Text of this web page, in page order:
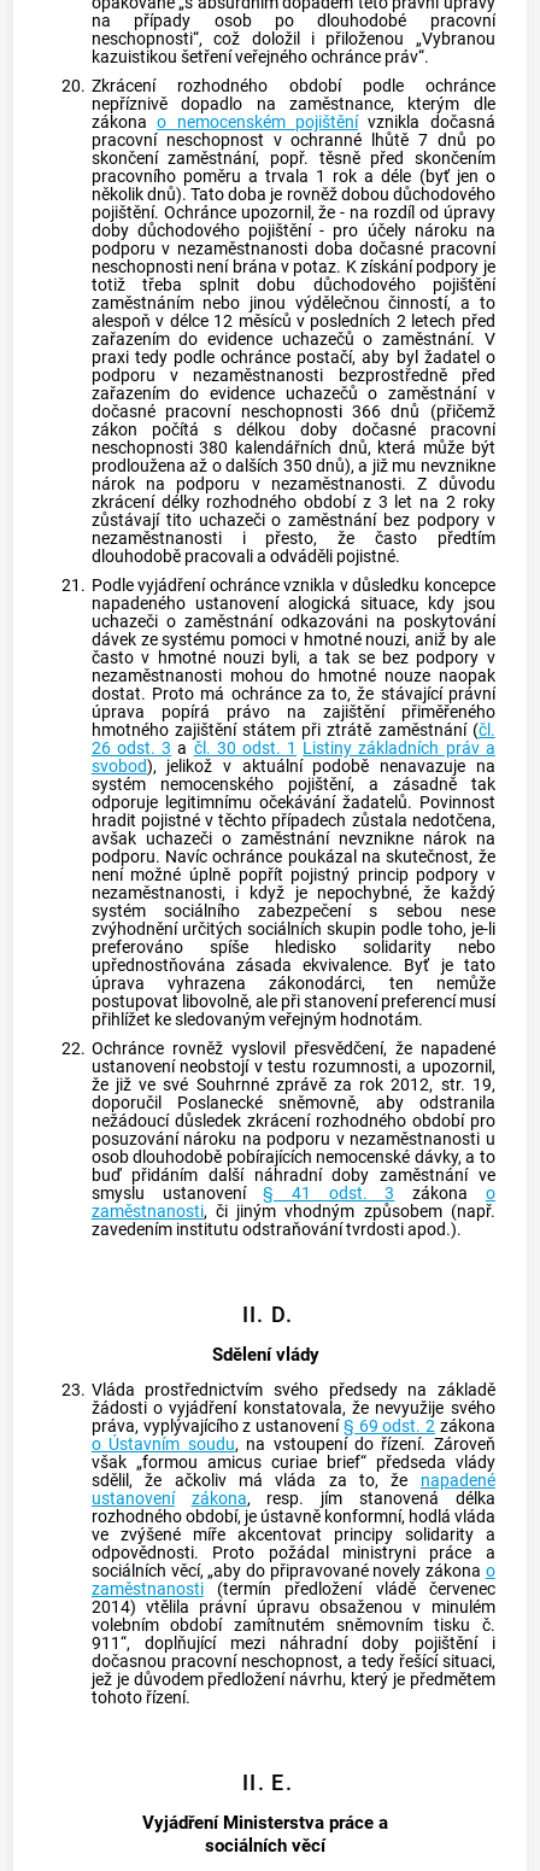
na případy osob po dlouhodobé pracovní
neschopnosti“, což doložil i přiloženou „Vybranou
kazuistikou šetření veřejného ochránce práv“.
20. Zkrácení rozhodného období podle ochránce
nepříznivě dopadlo na zaměstnance, kterým dle
zákonao nemocenském pojištěnívznikla dočasná
pracovní neschopnost v ochranné lhůtě 7 dnů po
skončení zaměstnání, popř. těsně před skončením
pracovního poměru a trvala 1 rok a déle (byť jen o
několik dnů). Tato doba je rovněž dobou důchodového
pojištění. Ochránce upozornil, že - na rozdíl od úpravy
doby důchodového pojištění - pro účely nároku na
podporu v nezaměstnanosti dobadočasné pracovní
neschopnostinení brána v potaz. K získání podpory je
totiž třeba splnit dobu důchodového pojištění
zaměstnáním nebo jinou výdělečnou činností, a to
alespoň v délce 12 měsíců v posledních 2 letech před
zařazením do evidence uchazečů o zaměstnání. V
praxi tedy podle ochránce postačí, aby byl žadatel o
podporu v nezaměstnanosti bezprostředně před
zařazením do evidence uchazečů o zaměstnání v
dočasné pracovní neschopnosti366 dnů (přičemž
zákon počítá s délkou doby dočasné pracovní
neschopnosti380 kalendářních dnů, která může být
prodloužena až o dalších 350 dnů), a již mu nevznikne
nárok na podporu v nezaměstnanosti. Z důvodu
zkrácení délky rozhodného období z 3 let na 2 roky
zůstávají tito uchazeči o zaměstnání bez podpory v
nezaměstnanosti i přesto, že často předtím
dlouhodobě pracovali a odváděli pojistné.
21. Podle vyjádření ochránce vznikla v důsledku koncepce
napadeného ustanovení alogická situace, kdy jsou
uchazeči o zaměstnání odkazováni na poskytování
dávek ze systému pomoci v hmotné nouzi, aniž by ale
často v hmotné nouzi byli, a tak se bez podpory v
nezaměstnanosti mohou do hmotné nouze naopak
dostat. Proto má ochránce za to, že stávající právní
úprava popírá právo na zajištění přiměřeného
hmotného zajištění státem při ztrátě zaměstnání (čl.
26 odst. 3 a čl. 30 odst. 1 Listiny základních práv a
svobod), jelikož v aktuální podobě nenavazuje na
systém nemocenského pojištění, a zásadně tak
odporuje legitimnímu očekávání žadatelů. Povinnost
hradit pojistné v těchto případech zůstala nedotčena,
avšak uchazeči o zaměstnání nevznikne nárok na
podporu. Navíc ochránce poukázal na skutečnost, že
není možné úplně popřít pojistný princip podpory v
nezaměstnanosti, i když je nepochybné, že každý
systém sociálního zabezpečení s sebou nese
zvýhodnění určitých sociálních skupin podle toho, je-li
preferováno spíše hledisko solidarity nebo
upřednostňována zásada ekvivalence. Byť je tato
úprava vyhrazena zákonodárci, ten nemůže
postupovat libovolně, ale při stanovení preferencí musí
přihlížet ke sledovaným veřejným hodnotám.
22. Ochránce rovněž vyslovil přesvědčení, že napadené
ustanovení neobstojí v testu rozumnosti, a upozornil,
že již ve své Souhrnné zprávě za rok 2012, str. 19,
doporučil Poslanecké sněmovně, aby odstranila
nežádoucí důsledek zkrácení rozhodného období pro
posuzování nároku na podporu v nezaměstnanosti u
osob dlouhodobě pobírajících nemocenské dávky, a to
buď přidáním další náhradní doby zaměstnání ve
smyslu ustanovení§ 41 odst. 3 zákona o
zaměstnanosti, či jiným vhodným způsobem (např.
zavedením institutu odstraňování tvrdosti apod.).
II. D.
Sdělení vlády
23. Vláda prostřednictvím svého předsedy na základě
žádosti o vyjádření konstatovala, že nevyužije svého
práva, vyplývajícího z ustanovení § 69 odst. 2 zákona
o Ústavním soudu, na vstoupení do řízení. Zároveň
však „formou amicus curiae brief“ předseda vlády
sdělil, že ačkoliv má vláda za to, že napadené
ustanovení
zákona, resp. jím stanovená délka
rozhodného období, je ústavně konformní, hodlá vláda
ve zvýšené míře akcentovat principy solidarity a
odpovědnosti. Proto požádal ministryni práce a
sociálních věcí, „aby do připravované novely zákona o
zaměstnanosti(termín předložení vládě červenec
2014) vtělila právní úpravu obsaženou v minulém
volebním období zamítnutém sněmovním tisku č.
911“, doplňující mezi náhradní doby pojištění i
dočasnou pracovní neschopnost, a tedy řešící situaci,
jež je důvodem předložení návrhu, který je předmětem
tohoto řízení.
II. E.
Vyjádření Ministerstva práce a
sociálních věcí